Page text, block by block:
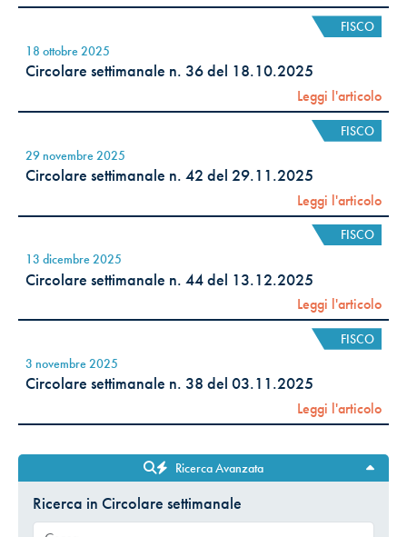
FISCO
18 ottobre 2025
Circolare settimanale n. 36 del 18.10.2025
Leggi l'articolo
FISCO
29 novembre 2025
Circolare settimanale n. 42 del 29.11.2025
Leggi l'articolo
FISCO
13 dicembre 2025
Circolare settimanale n. 44 del 13.12.2025
Leggi l'articolo
FISCO
3 novembre 2025
Circolare settimanale n. 38 del 03.11.2025
Leggi l'articolo
Ricerca Avanzata
Ricerca in Circolare settimanale